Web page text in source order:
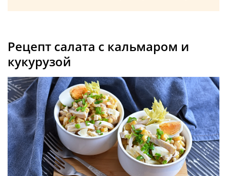
Рецепт салата с кальмаром и
кукурузой